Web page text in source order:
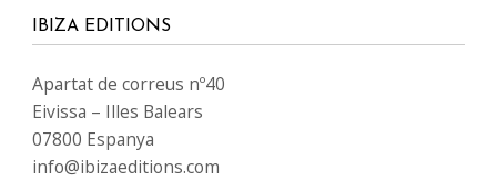
IBIZA EDITIONS
Apartat de correus nº40
Eivissa – Illes Balears
07800 Espanya
info@ibizaeditions.com